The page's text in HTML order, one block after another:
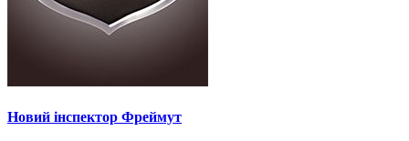
Новий інспектор Фреймут